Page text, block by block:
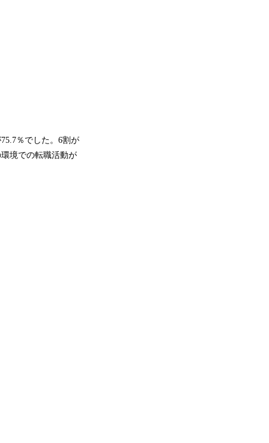
％でした。6割が
境での転職活動が